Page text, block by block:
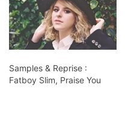
Samples & Reprise :
Fatboy Slim, Praise You